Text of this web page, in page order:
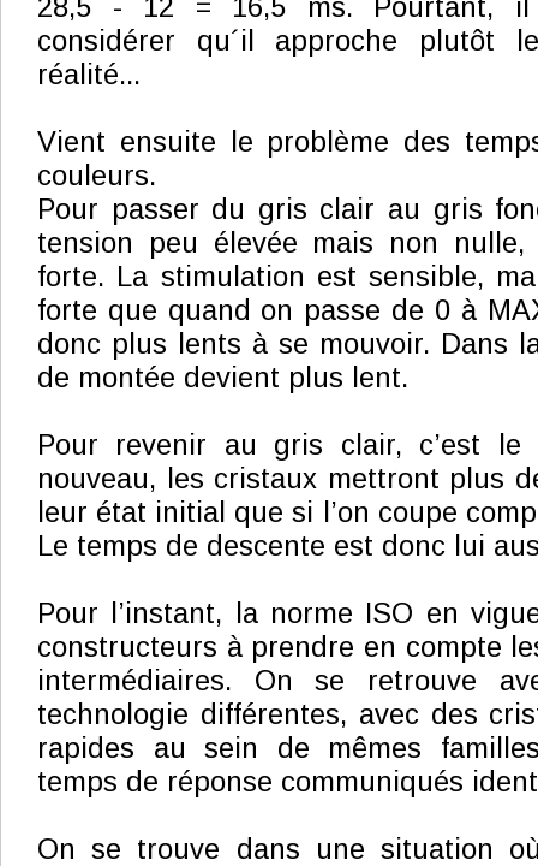
28,5 - 12 = 16,5 ms. Pourtant,
considérer qu´il approche plutôt
réalité...
Vient ensuite le problème des
couleurs.
Pour passer du gris clair au gris
tension peu élevée mais non
forte. La stimulation est sensible,
forte que quand on passe de 0 à
donc plus lents à se mouvoir. Dans
de montée devient plus lent.
Pour revenir au gris clair, c’est le
nouveau, les cristaux mettront plus
leur état initial que si l’on coupe
Le temps de descente est donc lui
Pour l’instant, la norme ISO en
constructeurs à prendre en compte
intermédiaires. On se retrouve
technologie différentes, avec des
rapides au sein de mêmes
temps de réponse communiqués
On se trouve dans une situation